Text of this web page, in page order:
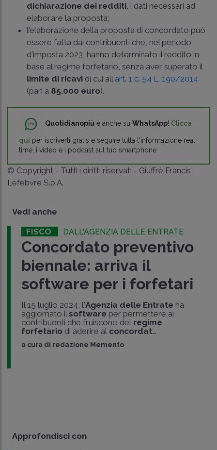
dichiarazione dei redditi , i dati necessari ad
elaborare la proposta;
l'elaborazione della proposta di concordato può
essere fatta dai contribuenti che, nel periodo
d'imposta 2023, hanno determinato il reddito in
base al regime forfetario, senza aver superato il
limite di ricavi di cui all'art. 1 c. 54 L. 190/2014
(pari a 85.000 euro).
Quotidianopiù è anche su WhatsApp! Clicca
qui per iscriverti gratis e seguire tutta l'informazione real
time, i video e i podcast sul tuo smartphone.
© Copyright - Tutti i diritti riservati - Giuffrè Francis
Lefebvre S.p.A.
Vedi anche
FISCO DALL'AGENZIA DELLE ENTRATE
Concordato preventivo
biennale: arriva il
software per i forfetari
Il 15 luglio 2024, l'Agenzia delle Entrate ha
aggiornato il software per permettere ai
contribuenti che fruiscono del regime
forfetario di aderire al concordat..
a cura di redazione Memento
Approfondisci con